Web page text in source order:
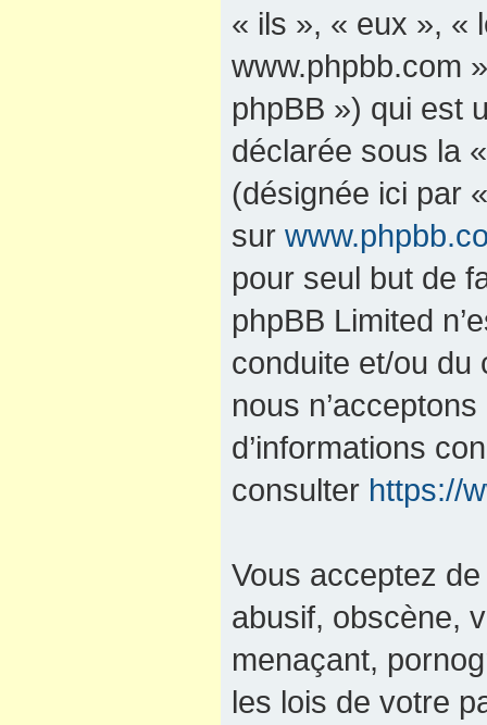
« ils », « eux », «
www.phpbb.com
phpBB ») qui est
déclarée sous la
(désignée ici par
sur
pour seul but de
phpBB Limited
conduite et/ou du
nous
d’informations
consulter https://
Vous acceptez
abusif, obscène,
menaçant,
les lois de votre